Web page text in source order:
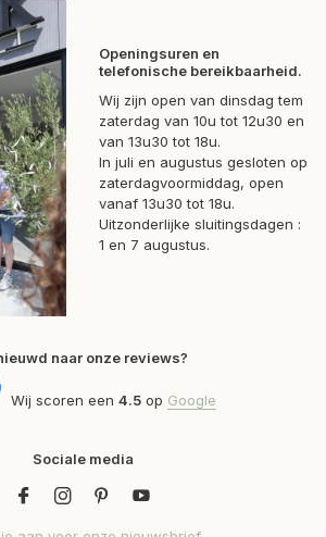
Openingsuren en
telefonische bereikbaarheid.
Wij zijn open van dinsdag tem
zaterdag van 10u tot 12u30 en
van 13u30 tot 18u.
In juli en augustus gesloten op
zaterdagvoormiddag, open
vanaf 13u30 tot 18u.
Uitzonderlijke sluitingsdagen :
1 en 7 augustus.
naar onze reviews?
Wij scoren een 4.5 op Google
Sociale media